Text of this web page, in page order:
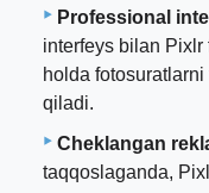
Professional
interfeys bilan
holda
qiladi.
Cheklangan
taqqoslaganda,